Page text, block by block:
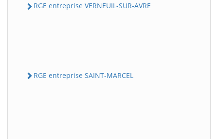
RGE entreprise VERNEUIL-SUR-AVRE
RGE entreprise SAINT-MARCEL